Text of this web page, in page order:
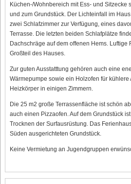
Küchen-/Wohnbereich mit Ess- und Sitzecke
und zum Grundstück. Der Lichteinfall im
zwei Schlafzimmer zur Verfügung, eines
Terrasse. Die letzten beiden Schlafplätze
Dachschräge auf dem offenen Hems. Luftige
Großteil des Hauses.
Zur guten Ausstatttung gehören auch eine
Wärmepumpe sowie ein Holzofen für kühlere
Heizkörper in einigen Zimmern.
Die 25 m2 große Terrassenfläche ist schön
auch einen Pizzaofen. Auf dem Grundstück
Trocknen der Surfausrüstung. Das
Süden ausgerichteten Grundstück.
Keine Vermietung an Jugendgruppen